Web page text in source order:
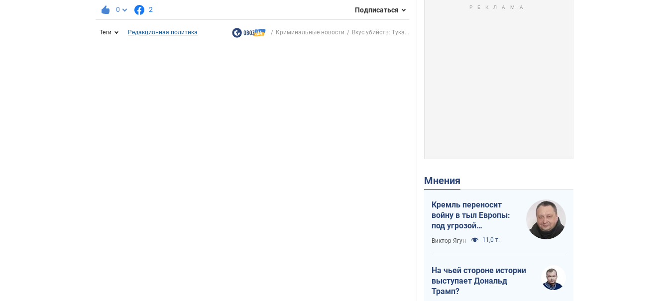
0 2 Подписаться
Теги Редакционная политика Криминальные новости Вкус убийств: Тука...
Мнения
Кремль переносит
войну в тыл Европы:
под угрозой
критическая
логистика
Виктор Ягун 11,0 т.
На чьей стороне истории
выступает Дональд
Трамп?